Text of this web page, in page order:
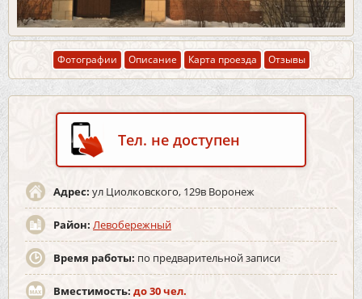
Фотографии Описание Карта проезда Отзывы
Тел. не доступен
Адрес: ул Циолковского, 129в Воронеж
Район: Левобережный
Время работы: по предварительной записи
Вместимость: до 30 чел.